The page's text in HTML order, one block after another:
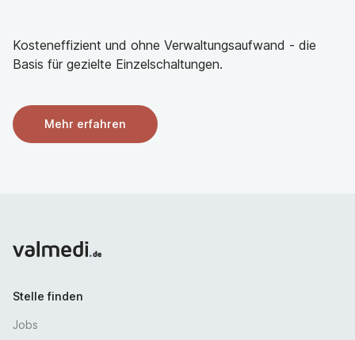
Kosteneffizient und ohne Verwaltungsaufwand - die
Basis für gezielte Einzelschaltungen.
Mehr erfahren
Stelle finden
Jobs